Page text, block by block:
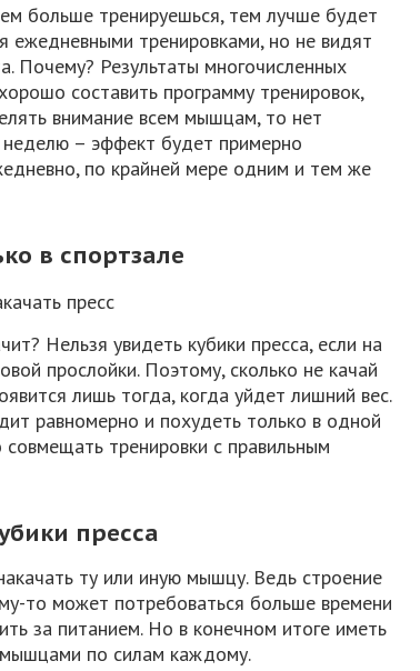
больше тренируешься, тем лучше будет
ежедневными тренировками, но не видят
Почему? Результаты многочисленных
составить программу тренировок,
внимание всем мышцам, то нет
неделю – эффект будет примерно
по крайней мере одним и тем же
в спортзале
Нельзя увидеть кубики пресса, если на
прослойки. Поэтому, сколько не качай
лишь тогда, когда уйдет лишний вес.
равномерно и похудеть только в одной
тренировки с правильным
пресса
ту или иную мышцу. Ведь строение
то может потребоваться больше времени
за питанием. Но в конечном итоге иметь
по силам каждому.